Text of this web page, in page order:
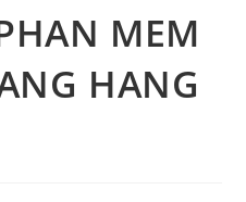
MEM
HANG